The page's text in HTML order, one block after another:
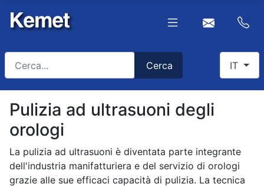
Cerca IT
Pulizia ad ultrasuoni degli
orologi
La pulizia ad ultrasuoni è diventata parte integrante
dell'industria manifatturiera e del servizio di orologi
grazie alle sue efficaci capacità di pulizia. La tecnica